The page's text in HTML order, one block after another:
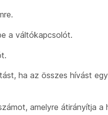
a váltókapcsolót.
ha az összes hívást
amelyre átirányítja a